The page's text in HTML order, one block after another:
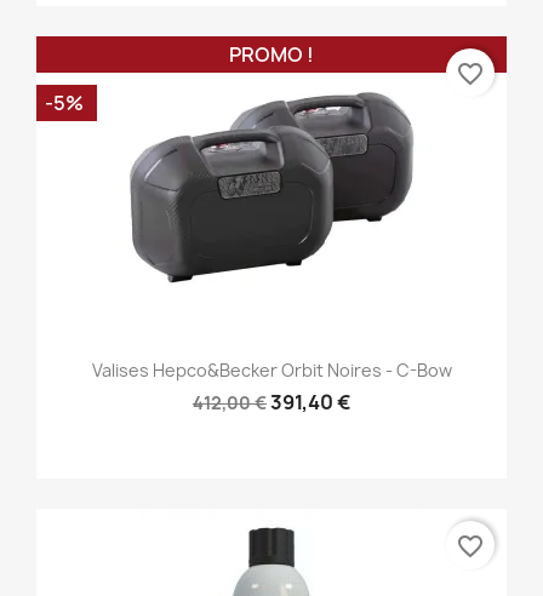
Valises Hepco&Becker Orbit Noires - C-Bow
412,00 €391,40 €
PROMO !
-5%
favorite_border
favorite_border